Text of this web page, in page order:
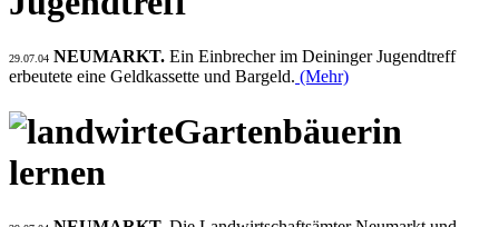
29.07.04 NEUMARKT. Ein Einbrecher im Deininger Jugendtreff
erbeutete eine Geldkassette und Bargeld. (Mehr)
Gartenbäuerin
lernen